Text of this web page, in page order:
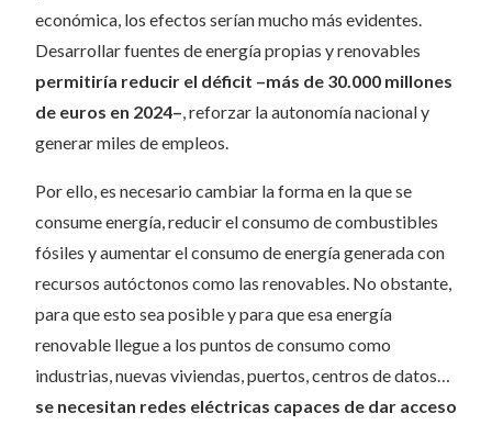
económica, los efectos serían mucho más evidentes.
Desarrollar fuentes de energía propias y renovables
permitiría reducir el déficit –más de 30.000 millones
de euros en 2024–, reforzar la autonomía nacional y
generar miles de empleos.
Por ello, es necesario cambiar la forma en la que se
consume energía, reducir el consumo de combustibles
fósiles y aumentar el consumo de energía generada con
recursos autóctonos como las renovables. No obstante,
para que esto sea posible y para que esa energía
renovable llegue a los puntos de consumo como
industrias, nuevas viviendas, puertos, centros de datos…
se necesitan redes eléctricas capaces de dar acceso